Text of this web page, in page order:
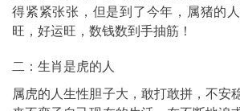
得紧紧张张，但是到了今年，属猪的
旺，好运旺，数钱数到手抽筋！
二：生肖是虎的人
属虎的人生性胆子大，敢打敢拼，不安